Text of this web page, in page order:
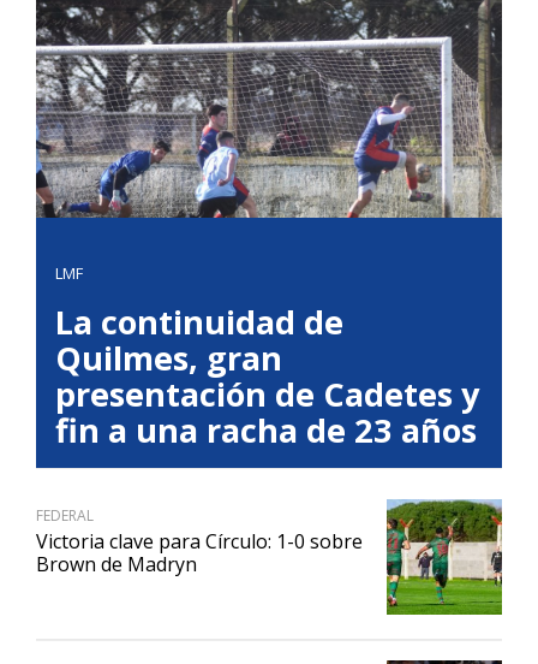
LMF
La continuidad de
Quilmes, gran
presentación de Cadetes y
fin a una racha de 23 años
FEDERAL
Victoria clave para Círculo: 1-0 sobre
Brown de Madryn